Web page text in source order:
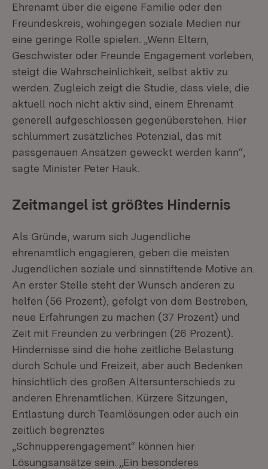
Ehrenamt über die eigene Familie oder den
Freundeskreis, wohingegen soziale Medien nur
eine geringe Rolle spielen. „Wenn Eltern,
Geschwister oder Freunde Engagement vorleben,
steigt die Wahrscheinlichkeit, selbst aktiv zu
werden. Zugleich zeigt die Studie, dass viele, die
aktuell noch nicht aktiv sind, einem Ehrenamt
generell aufgeschlossen gegenüberstehen. Hier
schlummert zusätzliches Potenzial, das mit
passgenauen Ansätzen geweckt werden kann“,
sagte Minister Peter Hauk.
Zeitmangel ist größtes Hindernis
Als Gründe, warum sich Jugendliche
ehrenamtlich engagieren, geben die meisten
Jugendlichen soziale und sinnstiftende Motive an.
An erster Stelle steht der Wunsch anderen zu
helfen (56 Prozent), gefolgt von dem Bestreben,
neue Erfahrungen zu machen (37 Prozent) und
Zeit mit Freunden zu verbringen (26 Prozent).
Hindernisse sind die hohe zeitliche Belastung
durch Schule und Freizeit, aber auch Bedenken
hinsichtlich des großen Altersunterschieds zu
anderen Ehrenamtlichen. Kürzere Sitzungen,
Entlastung durch Teamlösungen oder auch ein
zeitlich begrenztes
„Schnupperengagement“ können hier
Lösungsansätze sein. „Ein besonderes